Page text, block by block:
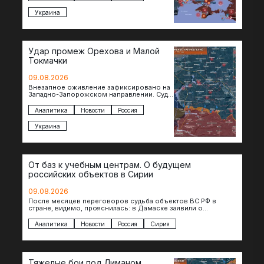
Украина
Удар промеж Орехова и Малой
Токмачки
09.08.2026
Внезапное оживление зафиксировано на
Западно-Запорожском направлении. Судя
подразделения предприняли рывок в
сторону западных окраин Малой
Токмачки…
Аналитика Новости Россия
Украина
От баз к учебным центрам. О будущем
российских объектов в Сирии
09.08.2026
После месяцев переговоров судьба объектов ВС РФ в
стране, видимо, прояснилась: в Дамаске заявили о
Аналитика Новости Россия Сирия